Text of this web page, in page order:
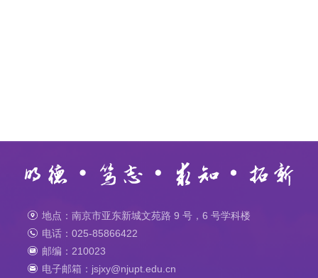
地点：南京市亚东新城文苑路 9 号，6 号学科楼
电话：025-85866422
邮编：210023
电子邮箱：jsjxy@njupt.edu.cn